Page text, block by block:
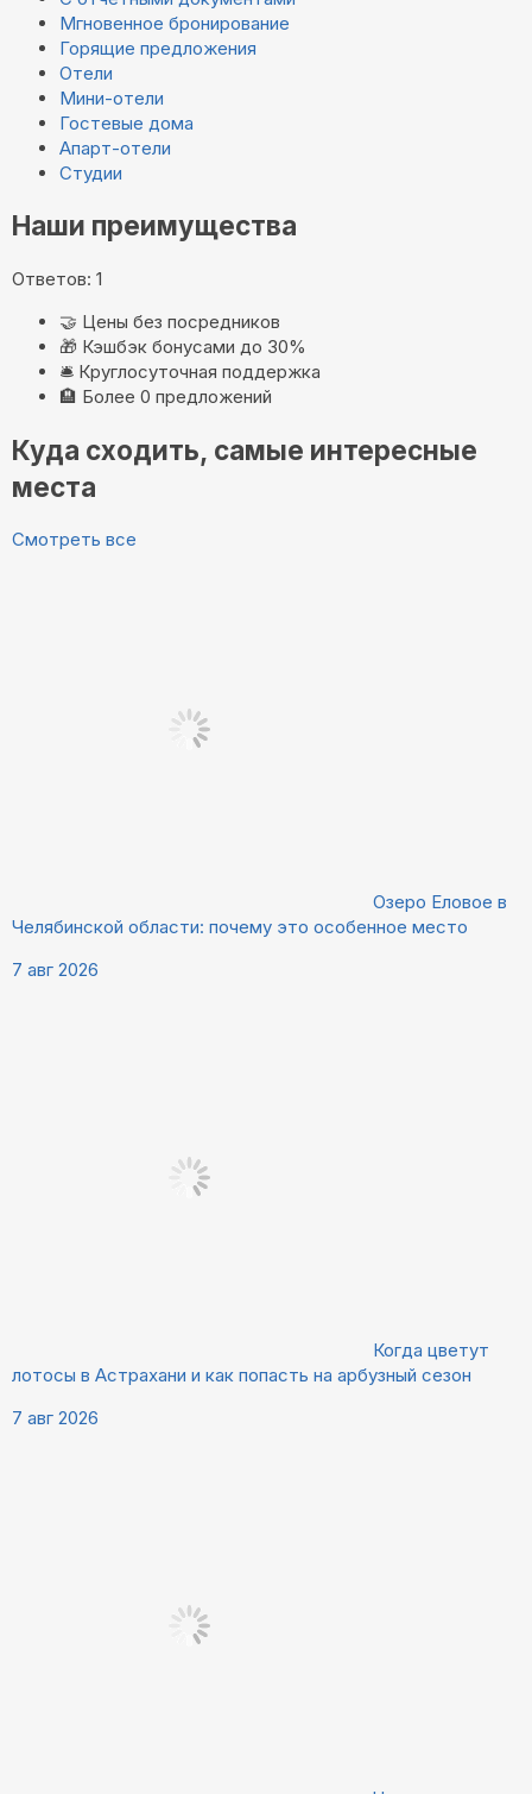
Мгновенное бронирование
Горящие предложения
Отели
Мини-отели
Гостевые дома
Апарт-отели
Студии
Наши преимущества
Ответов: 1
🤝 Цены без посредников
🎁 Кэшбэк бонусами до 30%
🛎️ Круглосуточная поддержка
🏨 Более 0 предложений
Куда сходить, самые интересные
места
Смотреть все
Озеро Еловое в
Челябинской области: почему это особенное место
7 авг 2026
Когда цветут
лотосы в Астрахани и как попасть на арбузный сезон
7 авг 2026